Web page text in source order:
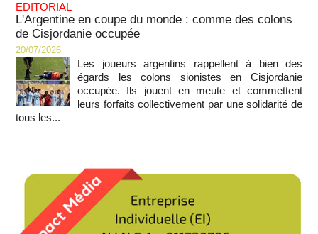
EDITORIAL
L'Argentine en coupe du monde : comme des colons
de Cisjordanie occupée
20/07/2026
Les joueurs argentins rappellent à bien des
égards les colons sionistes en Cisjordanie
occupée. Ils jouent en meute et commettent
leurs forfaits collectivement par une solidarité de
tous les...